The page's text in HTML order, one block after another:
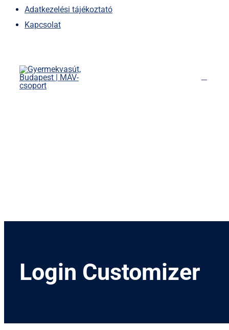
Adatkezelési tájékoztató
Kapcsolat
Login Customizer